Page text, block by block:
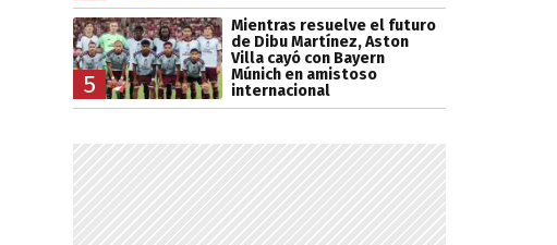
5
Mientras resuelve el futuro
de Dibu Martínez, Aston
Villa cayó con Bayern
Múnich en amistoso
internacional